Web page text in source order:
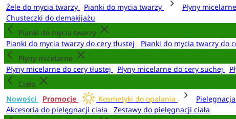
Żele do mycia twarzy
Pianki do mycia twarzy Płyny micelarne
Chusteczki do demakijażu
Pianki do mycia twarzy
Pianki do mycia twarzy do cery tłustej
Pianki do mycia twarzy do
Płyny micelarne
Płyny micelarne do cery tłustej
Płyny micelarne do cery suchej
Ciało
Nowości
Promocje Kosmetyki do opalania Pielęgnacja
Akcesoria do pielęgnacji ciała
Zestawy do pielęgnacji ciała